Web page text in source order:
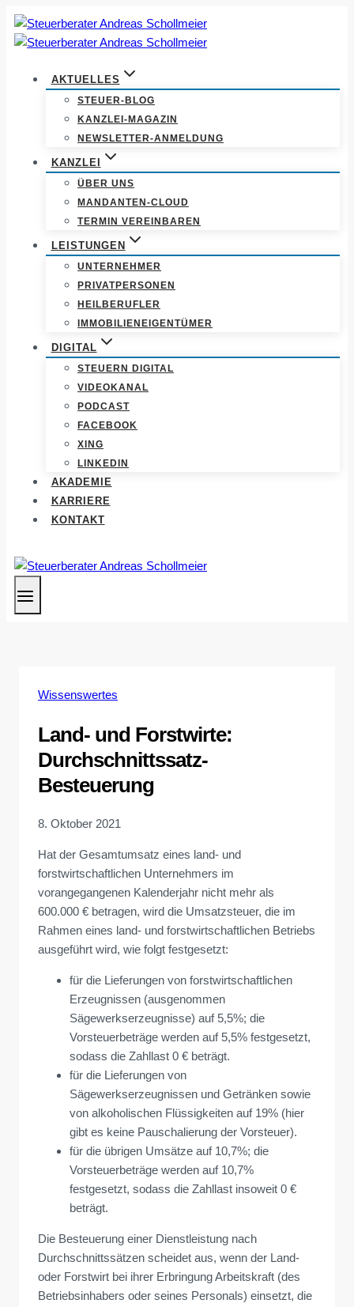
Zum
Inhalt
springen
AKTUELLES
STEUER-BLOG
KANZLEI-MAGAZIN
NEWSLETTER-ANMELDUNG
KANZLEI
ÜBER UNS
MANDANTEN-CLOUD
TERMIN VEREINBAREN
LEISTUNGEN
UNTERNEHMER
PRIVATPERSONEN
HEILBERUFLER
IMMOBILIENEIGENTÜMER
DIGITAL
STEUERN DIGITAL
VIDEOKANAL
PODCAST
FACEBOOK
XING
LINKEDIN
AKADEMIE
KARRIERE
KONTAKT
Wissenswertes
Land- und Forstwirte:
Durchschnittssatz-
Besteuerung
8. Oktober 2021
Hat der Gesamtumsatz eines land- und
forstwirtschaftlichen Unternehmers im
vorangegangenen Kalenderjahr nicht mehr als
600.000 € betragen, wird die Umsatzsteuer, die im
Rahmen eines land- und forstwirtschaftlichen Betriebs
ausgeführt wird, wie folgt festgesetzt:
für die Lieferungen von forstwirtschaftlichen
Erzeugnissen (ausgenommen
Sägewerkserzeugnisse) auf 5,5%; die
Vorsteuerbeträge werden auf 5,5% festgesetzt,
sodass die Zahllast 0 € beträgt.
für die Lieferungen von
Sägewerkserzeugnissen und Getränken sowie
von alkoholischen Flüssigkeiten auf 19% (hier
gibt es keine Pauschalierung der Vorsteuer).
für die übrigen Umsätze auf 10,7%; die
Vorsteuerbeträge werden auf 10,7%
festgesetzt, sodass die Zahllast insoweit 0 €
beträgt.
Die Besteuerung einer Dienstleistung nach
Durchschnittssätzen scheidet aus, wenn der Land-
oder Forstwirt bei ihrer Erbringung Arbeitskraft (des
Betriebsinhabers oder seines Personals) einsetzt, die